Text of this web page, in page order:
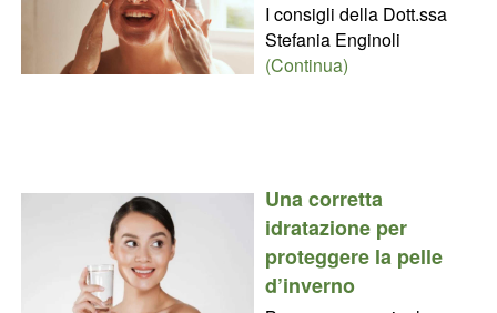
I consigli della Dott.ssa
Stefania Enginoli
(Continua)
Una corretta
idratazione per
proteggere la pelle
d’inverno